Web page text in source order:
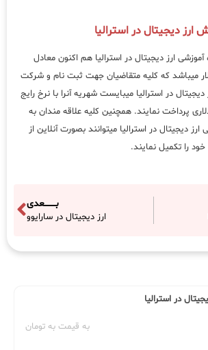
ارز دیجیتال در استرالیا
ارز دیجیتال در استرالیا هم اکنون معادل
300 الی 450 دلار میباشد که کلیه متقاضیان جهت ثبت نام و شرکت
در استرالیا میبایست شهریه آنرا با نرخ رایج
پرداخت نمایند. همچنین کلیه علاقه مندان به
دیجیتال در استرالیا میتوانند بصورت آنلاین از
را تکمیل نمایند.
بــــــــعدی
ارز دیجیتال در سارایوو
در استرالیا
به قیمت به تومان